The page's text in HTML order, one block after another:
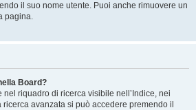
il suo nome utente. Puoi anche rimuovere un
pagina.
Board?
riquadro di ricerca visibile nell’Indice, nei
avanzata si può accedere premendo il